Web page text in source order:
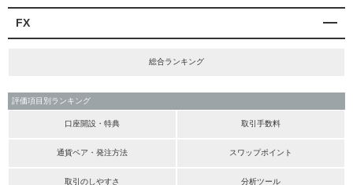
FX
総合ランキング
評価項目別ランキング
口座開設・特典 取引手数料
通貨ペア・発注方法 スワップポイント
取引のしやすさ 分析ツール